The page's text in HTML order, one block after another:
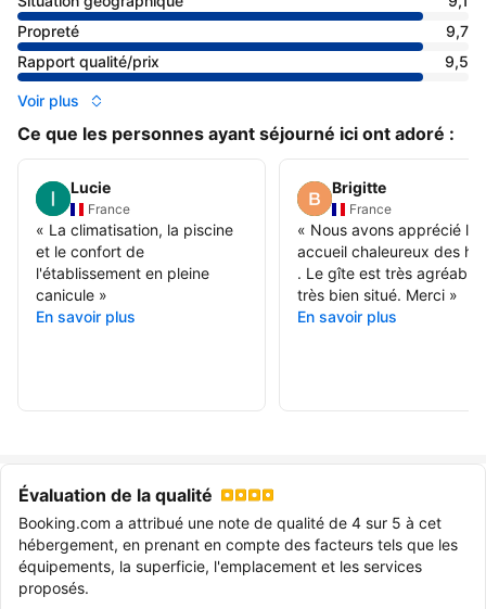
Propreté
9,7
Rapport qualité/prix
9,5
Voir plus
Ce que les personnes ayant séjourné ici ont adoré :
Lucie
France
« La climatisation, la piscine
et le confort de
l'établissement en pleine
canicule »
En savoir plus
Brigitte
France
« Nous avons apprécié l
accueil chaleureux des
. Le gîte est très agréable
très bien situé. Merci»
En savoir plus
Évaluation de la qualité
Booking.com a attribué une note de qualité de 4 sur 5 à cet
hébergement, en prenant en compte des facteurs tels que les
équipements, la superficie, l'emplacement et les services
proposés.